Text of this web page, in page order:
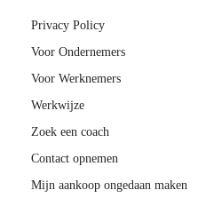
Privacy Policy
Voor Ondernemers
Voor Werknemers
Werkwijze
Zoek een coach
Contact opnemen
Mijn aankoop ongedaan maken